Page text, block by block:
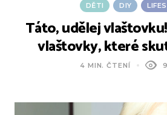
DĚTI DIY
Táto, udělej
vlaštovky, které
4 MIN. ČTENÍ